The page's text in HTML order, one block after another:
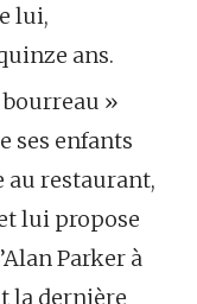
lui,
ans.
»
ses enfants
au restaurant,
lui propose
Parker à
la dernière